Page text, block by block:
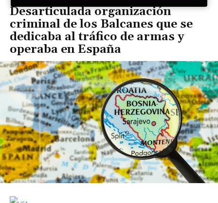
Desarticulada organización
criminal de los Balcanes que se
dedicaba al tráfico de armas y
operaba en España